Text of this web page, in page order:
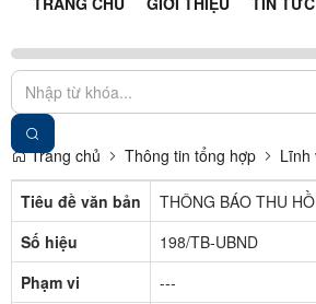
Trang chủ Thông tin tổng hợp Lĩnh
Tiêu đề văn bản
THÔNG BÁO THU
Số hiệu
198/TB-UBND
Phạm vi
---